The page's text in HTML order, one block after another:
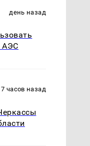
день назад
АЭС
7 часов назад